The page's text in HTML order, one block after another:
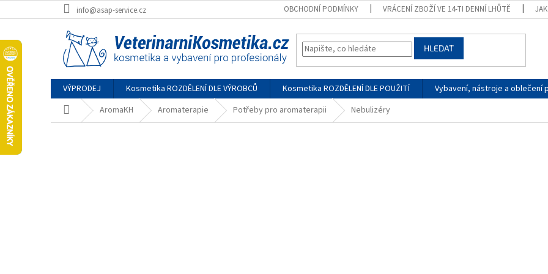
na
info@asap-service.cz OBCHODNÍ PODMÍNKY VRÁCENÍ ZBOŽÍ VE 14-TI DENNÍ LHŮTĚ
HLEDAT
VÝPRODEJ Kosmetika ROZDĚLENÍ DLE VÝROBCŮ Kosmetika ROZDĚLENÍ DLE POUŽITÍ Vybavení, nástroje a oblečení
Domů AromaKH Aromaterapie Potřeby pro aromaterapii Nebulizéry